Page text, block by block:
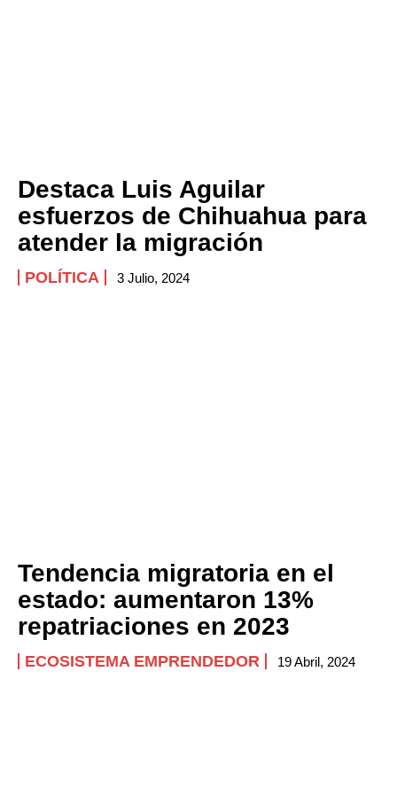
Destaca Luis Aguilar
esfuerzos de Chihuahua para
atender la migración
POLÍTICA 3 Julio, 2024
Tendencia migratoria en el
estado: aumentaron 13%
repatriaciones en 2023
ECOSISTEMA EMPRENDEDOR 19 Abril, 2024